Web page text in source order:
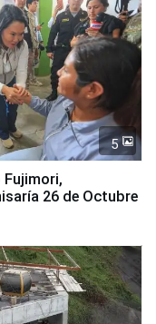
5
26 de Octubre